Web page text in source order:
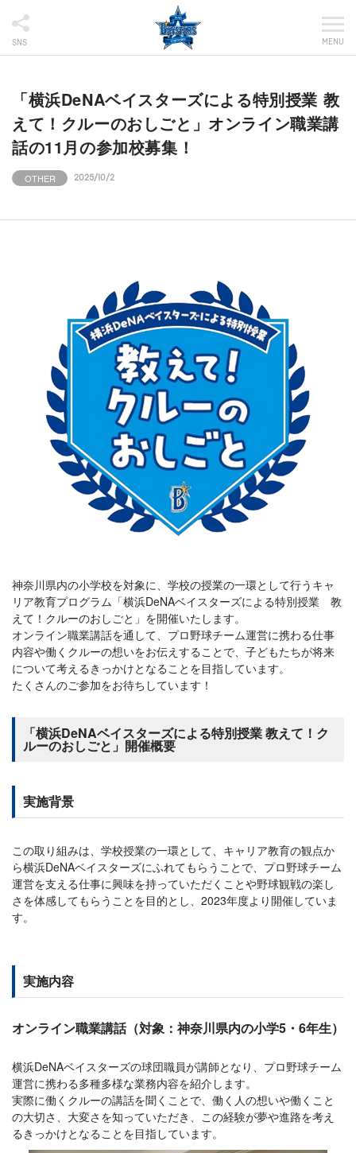
SNS MENU
「横浜DeNAベイスターズによる特別授業 教
えて！クルーのおしごと」オンライン職業講
話の11月の参加校募集！
OTHER 2025/10/2
神奈川県内の小学校を対象に、学校の授業の一環として行うキャ
リア教育プログラム「横浜DeNAベイスターズによる特別授業 教
えて！クルーのおしごと」を開催いたします。
オンライン職業講話を通して、プロ野球チーム運営に携わる仕事
内容や働くクルーの想いをお伝えすることで、子どもたちが将来
について考えるきっかけとなることを目指しています。
たくさんのご参加をお待ちしています！
「横浜DeNAベイスターズによる特別授業 教えて！ク
ルーのおしごと」開催概要
実施背景
この取り組みは、学校授業の一環として、キャリア教育の観点か
ら横浜DeNAベイスターズにふれてもらうことで、プロ野球チーム
運営を支える仕事に興味を持っていただくことや野球観戦の楽し
さを体感してもらうことを目的とし、2023年度より開催していま
す。
実施内容
オンライン職業講話（対象：神奈川県内の小学5・6年生）
横浜DeNAベイスターズの球団職員が講師となり、プロ野球チーム
運営に携わる多種多様な業務内容を紹介します。
実際に働くクルーの講話を聞くことで、働く人の想いや働くこと
の大切さ、大変さを知っていただき、この経験が夢や進路を考え
るきっかけとなることを目指しています。